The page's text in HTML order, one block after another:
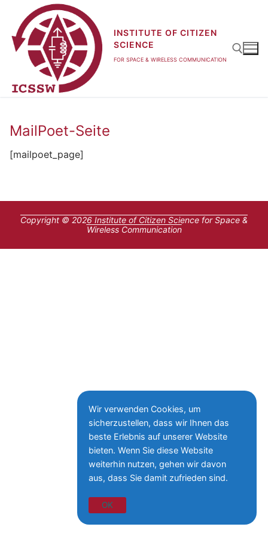
Inhalt
springen
INSTITUTE OF CITIZEN
SCIENCE
FOR SPACE & WIRELESS COMMUNICATION
MailPoet-Seite
[mailpoet_page]
Copyright © 2026 Institute of Citizen Science for Space &
Wireless Communication
Wir verwenden Cookies, um
sicherzustellen, dass wir Ihnen das
beste Erlebnis auf unserer Website
bieten. Wenn Sie diese Website
weiterhin nutzen, gehen wir davon
aus, dass Sie damit zufrieden sind.
OK